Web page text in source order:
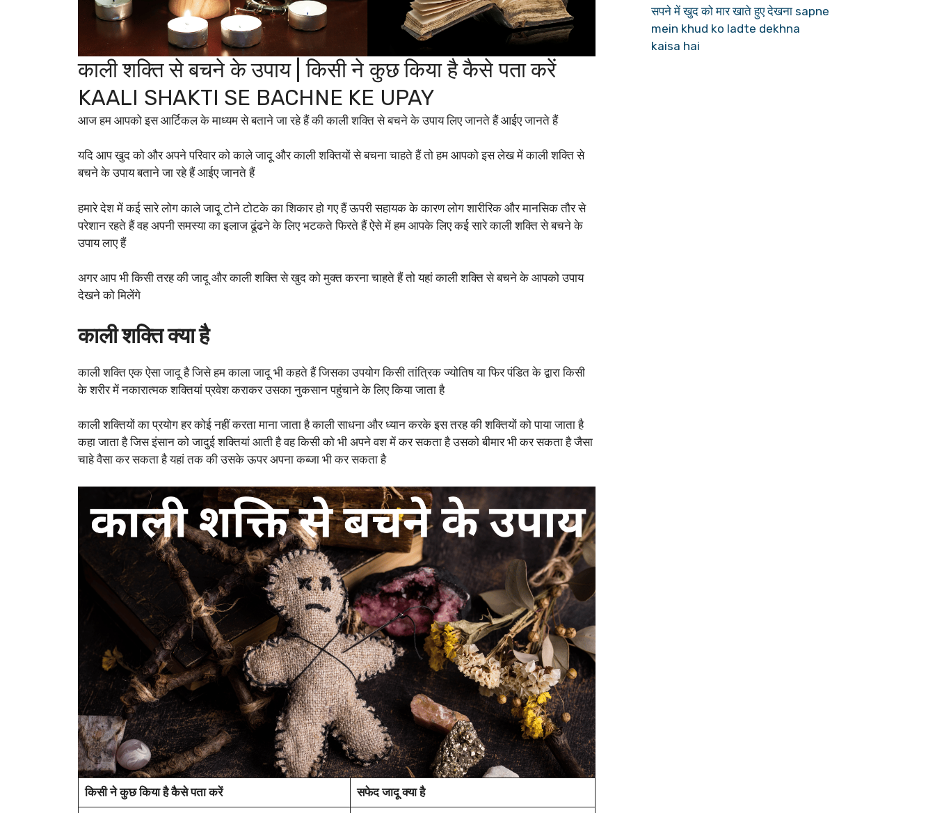
काली शक्ति से बचने के उपाय | किसी ने कुछ किया है कैसे पता करें
KAALI SHAKTI SE BACHNE KE UPAY
आज हम आपको इस आर्टिकल के माध्यम से बताने जा रहे हैं की काली शक्ति से बचने के उपाय लिए जानते हैं आईए जानते हैं
यदि आप खुद को और अपने परिवार को काले जादू और काली शक्तियों से बचना चाहते हैं तो हम आपको इस लेख में काली शक्ति से
बचने के उपाय बताने जा रहे हैं आईए जानते हैं
हमारे देश में कई सारे लोग काले जादू टोने टोटके का शिकार हो गए हैं ऊपरी सहायक के कारण लोग शारीरिक और मानसिक तौर से
परेशान रहते हैं वह अपनी समस्या का इलाज ढूंढने के लिए भटकते फिरते हैं ऐसे में हम आपके लिए कई सारे काली शक्ति से बचने के
उपाय लाए हैं
अगर आप भी किसी तरह की जादू और काली शक्ति से खुद को मुक्त करना चाहते हैं तो यहां काली शक्ति से बचने के आपको उपाय
देखने को मिलेंगे
काली शक्ति क्या है
काली शक्ति एक ऐसा जादू है जिसे हम काला जादू भी कहते हैं जिसका उपयोग किसी तांत्रिक ज्योतिष या फिर पंडित के द्वारा किसी
के शरीर में नकारात्मक शक्तियां प्रवेश कराकर उसका नुकसान पहुंचाने के लिए किया जाता है
काली शक्तियों का प्रयोग हर कोई नहीं करता माना जाता है काली साधना और ध्यान करके इस तरह की शक्तियों को पाया जाता है
कहा जाता है जिस इंसान को जादुई शक्तियां आती है वह किसी को भी अपने वश में कर सकता है उसको बीमार भी कर सकता है जैसा
चाहे वैसा कर सकता है यहां तक की उसके ऊपर अपना कब्जा भी कर सकता है
किसी ने कुछ किया है कैसे पता करें सफेद जादू क्या है
सपने में खुद को मार खाते हुए देखना sapne
mein khud ko ladte dekhna
kaisa hai